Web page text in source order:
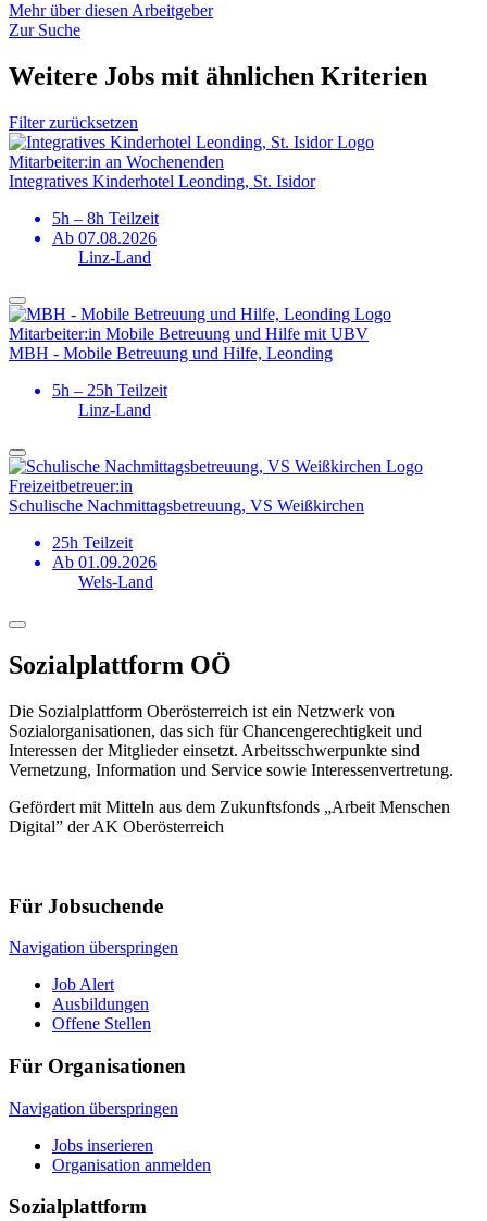
Mehr über diesen Arbeitgeber
Zur Suche
Weitere Jobs mit ähnlichen Kriterien
Filter zurücksetzen
Mitarbeiter:in an Wochenenden
Integratives Kinderhotel Leonding, St. Isidor
5h – 8h Teilzeit
Ab 07.08.2026
Linz-Land
Mitarbeiter:in Mobile Betreuung und Hilfe mit UBV
MBH - Mobile Betreuung und Hilfe, Leonding
5h – 25h Teilzeit
Linz-Land
Freizeit­betreuer:in
Schulische Nachmittagsbetreuung, VS Weißkirchen
25h Teilzeit
Ab 01.09.2026
Wels-Land
Sozialplattform OÖ
Die Sozialplattform Oberösterreich ist ein Netzwerk von
Sozialorganisationen, das sich für Chancengerechtigkeit und
Interessen der Mitglieder einsetzt. Arbeitsschwerpunkte sind
Vernetzung, Information und Service sowie Interessenvertretung.
Gefördert mit Mitteln aus dem Zukunftsfonds „Arbeit Menschen
Digital” der AK Oberösterreich
Für Jobsuchende
Navigation überspringen
Job Alert
Ausbildungen
Offene Stellen
Für Organisationen
Navigation überspringen
Jobs inserieren
Organisation anmelden
Sozialplattform